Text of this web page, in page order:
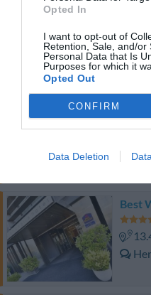
Opted In
I want to opt-out of
Retention, Sale, and/or
Personal Data that Is
Purposes for which it
Opted Out
CONFIRM
Data Deletion
Best